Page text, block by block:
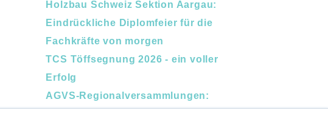
Holzbau Schweiz Sektion Aargau:
Eindrückliche Diplomfeier für die
Fachkräfte von morgen
TCS Töffsegnung 2026 - ein voller
Erfolg
AGVS-Regionalversammlungen: